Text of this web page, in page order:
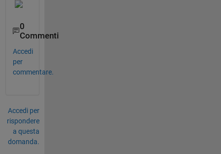
0
Commenti
Accedi
per
commentare.
Accedi per
rispondere
a questa
domanda.